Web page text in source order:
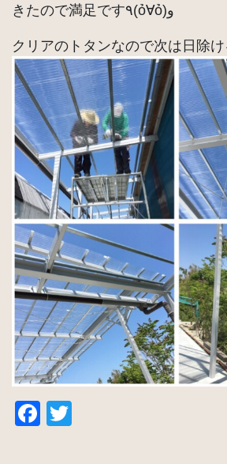
きたので満足です٩(ỏ∀ỏ)و
クリアのトタンなので次は日除
Facebook